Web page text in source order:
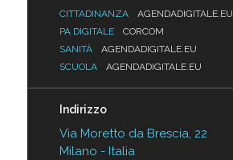
CITTADINANZA
AGENDADIGITALE.EU
PA DIGITALE
CORCOM
SANITÀ
AGENDADIGITALE.EU
SCUOLA
AGENDADIGITALE.EU
Indirizzo
Via Moretto da Brescia, 22
Milano - Italia